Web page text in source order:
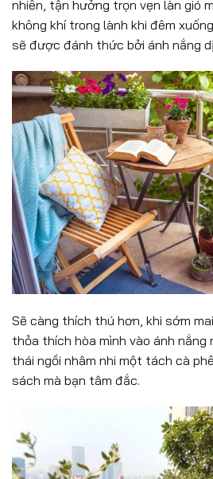
nhiên, tận hưởng trọn vẹn làn gió
không khí trong lành khi đêm
sẽ được đánh thức bởi ánh nắng
Sẽ càng thích thú hơn, khi sớm
thỏa thích hòa mình vào ánh
thái ngồi nhâm nhi một tách cà
sách mà bạn tâm đắc.